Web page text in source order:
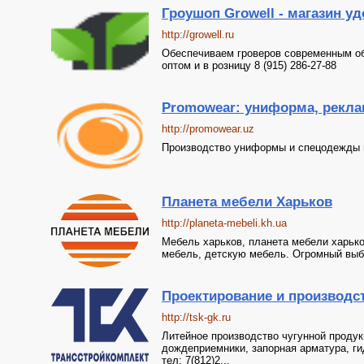
Гроушоп Growell - магазин
http://growell.ru
Обеспечиваем гроверов современным
оптом и в розницу 8 (915) 286-27-88
Promowear: униформа,
http://promowear.uz
Производство униформы и
Планета мебели Харьков
http://planeta-mebeli.kh.ua
Мебель харьков, планета мебели
мебель, детскую мебель. Огромный
Проектирование и
http://tsk-gk.ru
Литейное производство чугунной
дождеприемники, запорная арматура,
тел: 7(812)2...